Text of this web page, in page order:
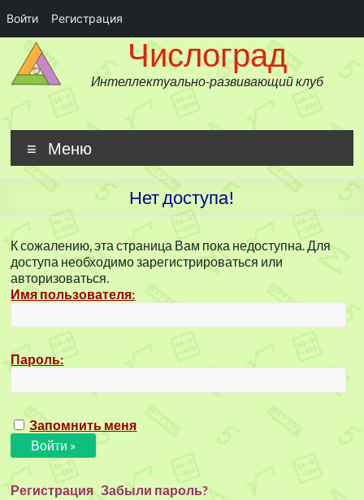
Войти Регистрация
Перейти
содержимому
ЧислоградЧислоград
Интеллектуально-развивающий клуб
Меню
Нет доступа!
К сожалению, эта страница Вам пока недоступна. Для
доступа необходимо зарегистрироваться или
авторизоваться.
Имя пользователя:
Пароль:
Запомнить меня
Регистрация Забыли пароль?